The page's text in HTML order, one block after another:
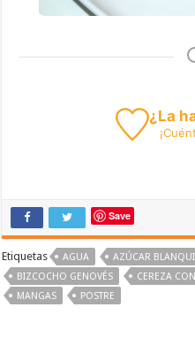
¿La
¡
Save
Etiquetas AGUA AZÚCAR
BIZCOCHO GENOVÉS
CEREZA
MANGAS
POSTRE